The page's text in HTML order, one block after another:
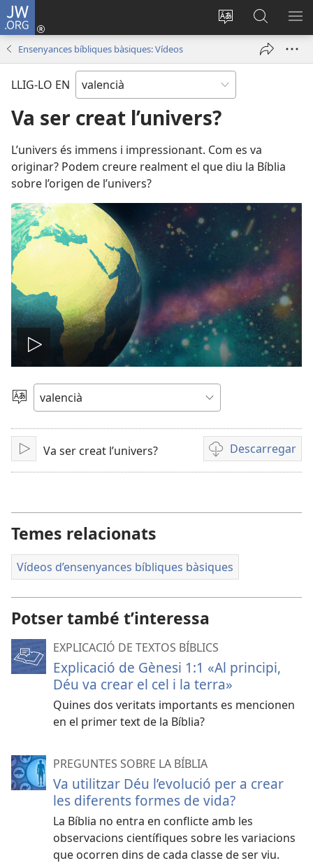
JW.ORG
Canviar
l'idioma
Iniciar
sessió
una
nova)
Busca
a
JW.ORG
Ensenyances bíbliques bàsiques: Vídeos
LLIG-LO EN
Va ser creat l’univers?
L’univers és immens i impressionant. Com es va
originar? Podem creure realment el que diu la Bíblia
sobre l’origen de l’univers?
Reproduir
el
vídeo
Canviar
d'idioma
Reproduir
Va ser creat l’univers? Descarregar
Opcions
de
Temes relacionats
Vídeos d’ensenyances bíbliques bàsiques
Potser també t’interessa
EXPLICACIÓ DE TEXTOS BÍBLICS
Explicació de Gènesi 1:1 «Al principi,
Déu va crear el cel i la terra»
Quines dos veritats importants es mencionen
en el primer text de la Bíblia?
PREGUNTES SOBRE LA BÍBLIA
Va utilitzar Déu l’evolució per a crear
les diferents formes de vida?
La Bíblia no entra en conflicte amb les
observacions científiques sobre les variacions
que ocorren dins de cada classe de ser viu.